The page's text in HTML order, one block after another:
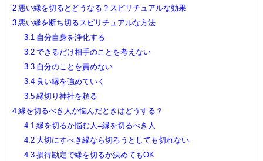
2 悪い縁を切るとどうなる？スピリチュアルな効果
3 悪い縁を断ち切るスピリチュアルな方法
3.1 自分自身を浄化する
3.2できるだけ相手のことを考えない
3.3自分のことを責めない
3.4良い縁を強めていく
3.5縁切り神社を頼る
4 縁を切るべき人か悩んだときはどうする？
4.1 縁を切るか悩む人=縁を切るべき人
4.2大切にすべき縁なら切ろうとしても切れない
4.3損得勘定で縁を切るか決めてもOK